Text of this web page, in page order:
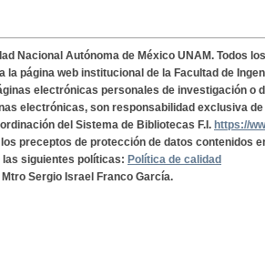
Nacional Autónoma de México UNAM. Todos
la página web institucional de la Facultad de
electrónicas personales de investigación o
electrónicas, son responsabilidad exclusiva
del Sistema de Bibliotecas F.I. https://
preceptos de protección de datos contenidos
las siguientes políticas: Política de calidad
Sergio Israel Franco García.